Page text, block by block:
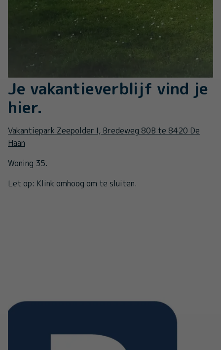
Je vakantieverblijf vind je
hier.
Vakantiepark Zeepolder I, Bredeweg 80B te 8420 De
Haan
Woning 35.
Let op: Klink omhoog om te sluiten.